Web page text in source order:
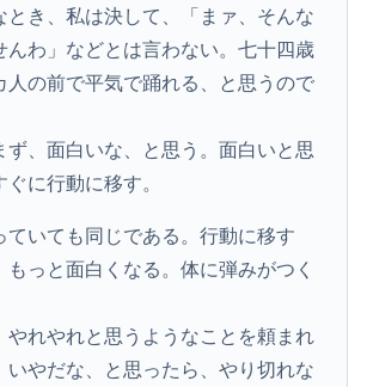
とき、私は決して、「まァ、そんな
んわ」などとは言わない。七十四歳
人の前で平気で踊れる、と思うので
ず、面白いな、と思う。面白いと思
に行動に移す。
ていても同じである。行動に移す
もっと面白くなる。体に弾みがつく
やれやれと思うようなことを頼まれ
いやだな、と思ったら、やり切れな